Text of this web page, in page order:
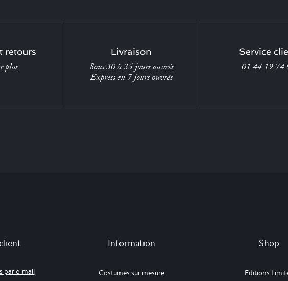
retours
plus
Livraison
Sous 30 à 35 jours ouvrés
Express en 7 jours ouvrés
Service
01 44 19 74
par e-mail
Information
Costumes sur mesure
Shop
Editions